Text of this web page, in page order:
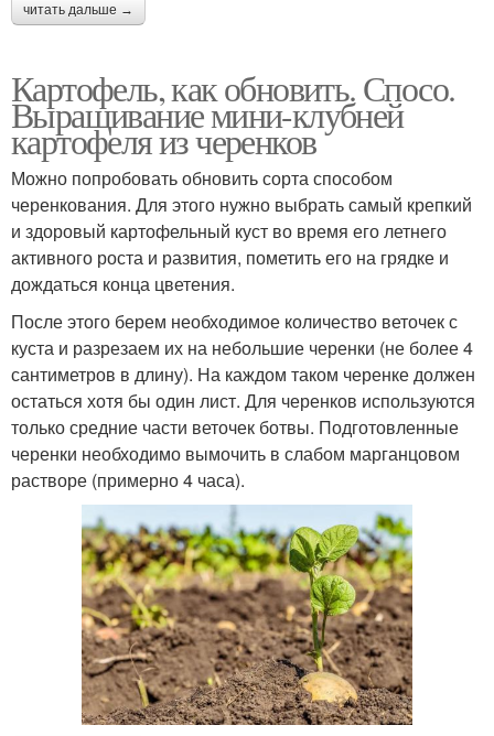
читать дальше →
Картофель, как обновить. Спосо.
Выращивание мини-клубней
картофеля из черенков
Можно попробовать обновить сорта способом
черенкования. Для этого нужно выбрать самый крепкий
и здоровый картофельный куст во время его летнего
активного роста и развития, пометить его на грядке и
дождаться конца цветения.
После этого берем необходимое количество веточек с
куста и разрезаем их на небольшие черенки (не более 4
сантиметров в длину). На каждом таком черенке должен
остаться хотя бы один лист. Для черенков используются
только средние части веточек ботвы. Подготовленные
черенки необходимо вымочить в слабом марганцовом
растворе (примерно 4 часа).